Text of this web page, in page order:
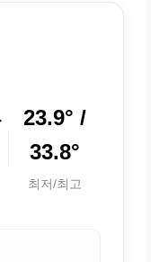
23.9° /
33.8°
최저/최고